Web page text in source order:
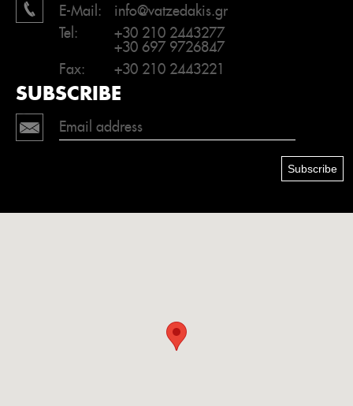
E-Mail:
info@vatzedakis.gr
Tel:
+30 210 2443277
+30 697 9726847
Fax:
+30 210 2443221
SUBSCRIBE
Subscribe